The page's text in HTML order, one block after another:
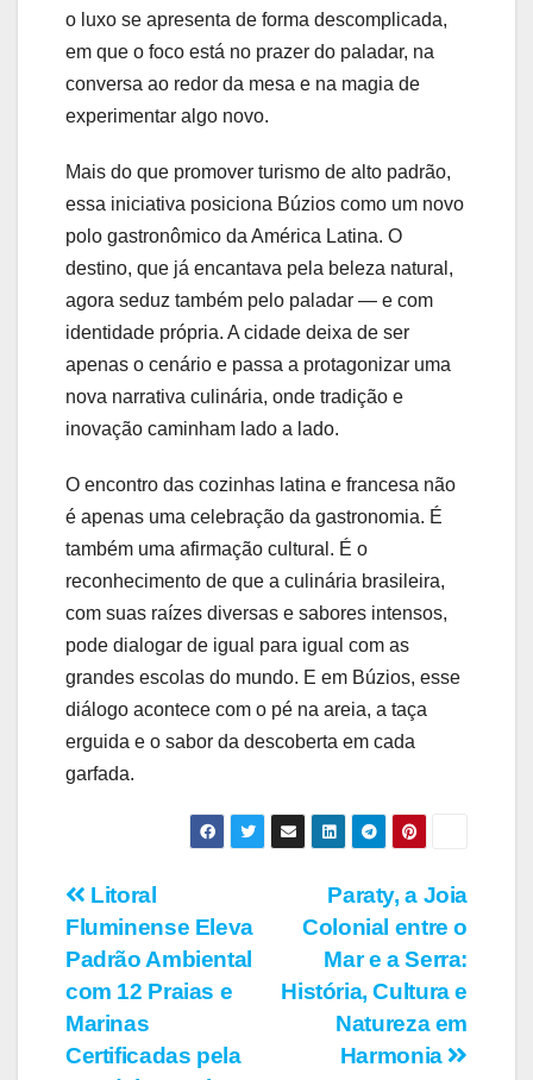
o luxo se apresenta de forma descomplicada,
em que o foco está no prazer do paladar, na
conversa ao redor da mesa e na magia de
experimentar algo novo.
Mais do que promover turismo de alto padrão,
essa iniciativa posiciona Búzios como um novo
polo gastronômico da América Latina. O
destino, que já encantava pela beleza natural,
agora seduz também pelo paladar — e com
identidade própria. A cidade deixa de ser
apenas o cenário e passa a protagonizar uma
nova narrativa culinária, onde tradição e
inovação caminham lado a lado.
O encontro das cozinhas latina e francesa não
é apenas uma celebração da gastronomia. É
também uma afirmação cultural. É o
reconhecimento de que a culinária brasileira,
com suas raízes diversas e sabores intensos,
pode dialogar de igual para igual com as
grandes escolas do mundo. E em Búzios, esse
diálogo acontece com o pé na areia, a taça
erguida e o sabor da descoberta em cada
garfada.
Navegação
de
Post
Paraty, a Joia
Colonial entre o
Mar e a Serra:
História, Cultura e
Natureza em
Harmonia
Litoral
Fluminense Eleva
Padrão Ambiental
com 12 Praias e
Marinas
Certificadas pela